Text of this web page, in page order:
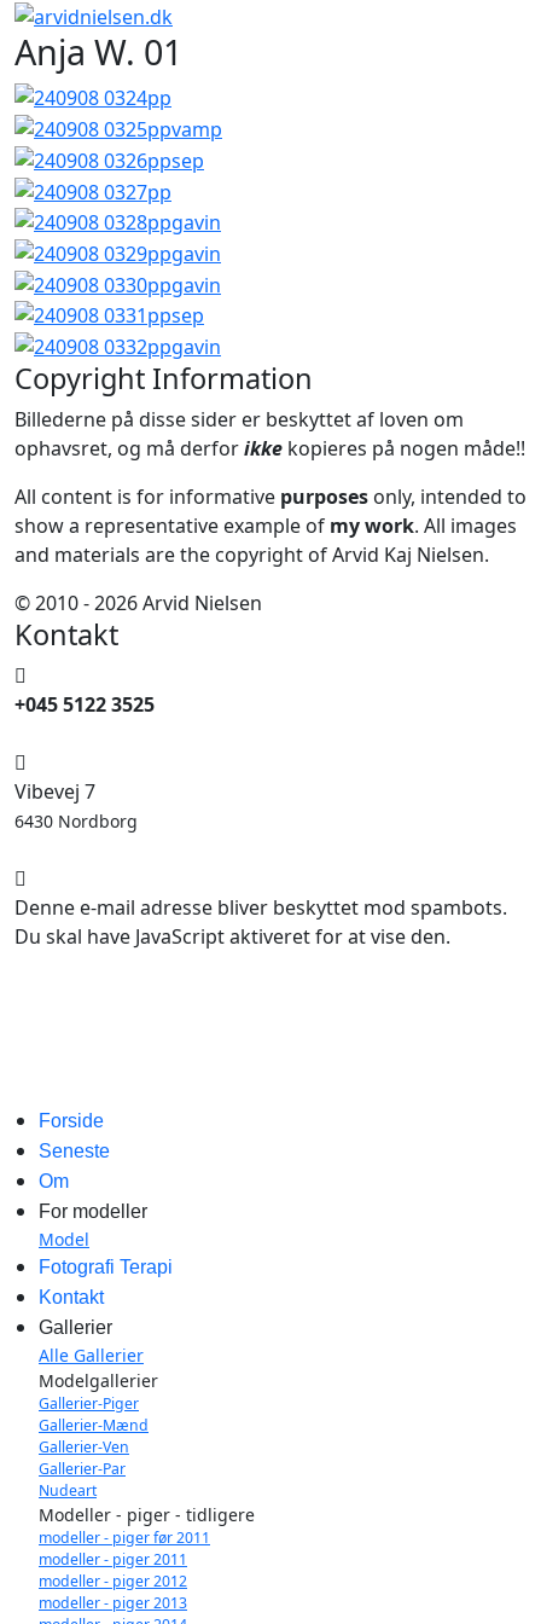
Anja W. 01
Copyright Information
Billederne på disse sider er beskyttet af loven om
ophavsret, og må derforikke kopieres på nogen måde!!
All content is for informative purposes only, intended to
show a representative example of my work. All images
and materials are the copyright of Arvid Kaj Nielsen.
© 2010 - 2026 Arvid Nielsen
Kontakt
+045 5122 3525
Vibevej 7
6430 Nordborg
Denne e-mail adresse bliver beskyttet mod spambots.
Du skal have JavaScript aktiveret for at vise den.
Forside
Seneste
Om
For modeller
Model
Fotografi Terapi
Kontakt
Gallerier
Alle Gallerier
Modelgallerier
Gallerier-Piger
Gallerier-Mænd
Gallerier-Ven
Gallerier-Par
Nudeart
Modeller - piger - tidligere
modeller - piger før 2011
modeller - piger 2011
modeller - piger 2012
modeller - piger 2013